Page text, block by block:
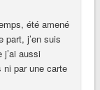
été amené
part, j’en suis
aussi
ni par une carte